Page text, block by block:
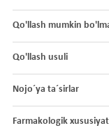
Qo'llash mumkin
Qo'llash usuli
Nojo´ya ta´sirlar
Farmakologik